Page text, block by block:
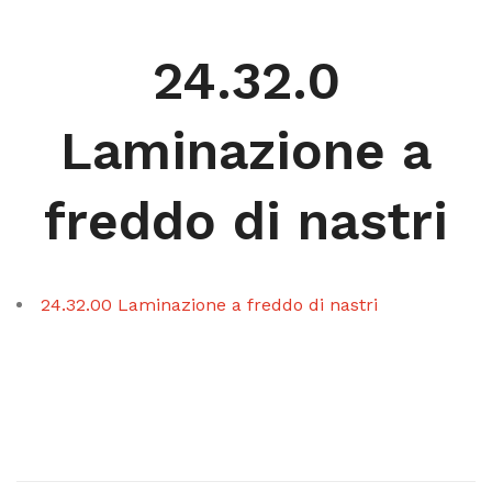
24.32.0
Laminazione a
freddo di nastri
24.32.00 Laminazione a freddo di nastri